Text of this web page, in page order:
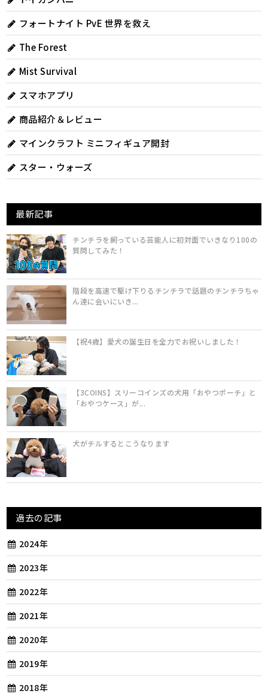
フォートナイト PvE 世界を救え
The Forest
Mist Survival
スマホアプリ
商品紹介＆レビュー
マインクラフト ミニフィギュア開封
スター・ウォーズ
最新記事
チンチラを飼っている芸能人に初対面でいきなり100の
質問してみた！
階段を高速で駆け下りるチンチラで話題のチンチラちゃ
ん達に会いにいき...
【祝4歳】愛犬の誕生日を全力でお祝いしました！
【3COINS】スリーコインズの犬用「おやつポーチ」と
「おやつケース」が...
犬がチルするとこうなります
過去の記事
2024年
2023年
2022年
2021年
2020年
2019年
2018年